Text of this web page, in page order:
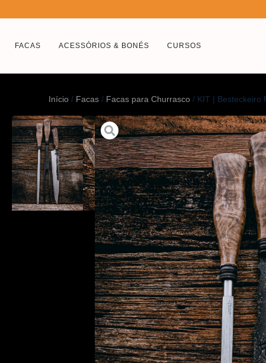
FACAS ACESSÓRIOS & BONÉS CURSOS
Início / Facas / Facas para Churrasco / KIT | Besteckeiro